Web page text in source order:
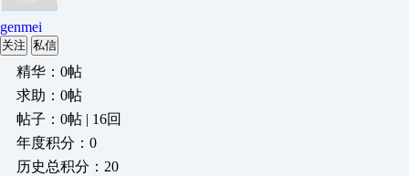
genmei
关注 私信
精华：0帖
求助：0帖
帖子：0帖 | 16回
年度积分：0
历史总积分：20